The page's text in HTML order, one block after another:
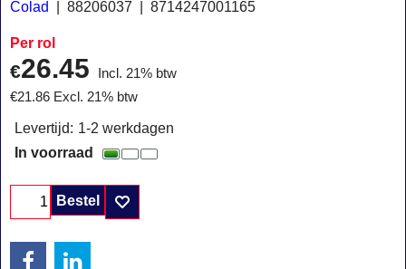
Colad 88206037 8714247001165
Per rol
€26.45
Incl. 21% btw
€21.86 Excl. 21% btw
Levertijd: 1-2 werkdagen
In voorraad
Bestel